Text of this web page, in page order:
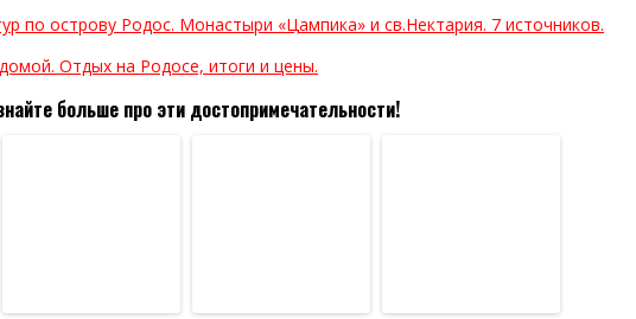
по острову Родос. Монастыри «Цампика» и св.Нектария. 7 источников.
Отдых на Родосе, итоги и цены.
больше про эти достопримечательности!